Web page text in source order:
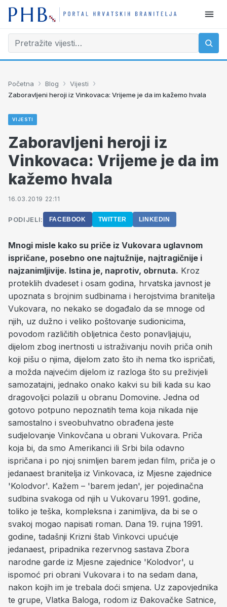
Početna › Blog › Vijesti ›
Zaboravljeni heroji iz Vinkovaca: Vrijeme je da im kažemo hvala
VIJESTI
Zaboravljeni heroji iz
Vinkovaca: Vrijeme je da im
kažemo hvala
16.03.2019 22:11
PODIJELI: FACEBOOK TWITTER LINKEDIN
Mnogi misle kako su priče iz Vukovara uglavnom
ispričane, posebno one najtužnije, najtragičnije i
najzanimljivije. Istina je, naprotiv, obrnuta. Kroz
proteklih dvadeset i osam godina, hrvatska javnost je
upoznata s brojnim sudbinama i herojstvima branitelja
Vukovara, no nekako se događalo da se mnoge od
njih, uz dužno i veliko poštovanje sudionicima,
povodom različitih obljetnica često ponavljajuju,
dijelom zbog inertnosti u istraživanju novih priča onih
koji pišu o njima, dijelom zato što ih nema tko ispričati,
a možda najvećim dijelom iz razloga što su preživjeli
samozatajni, jednako onako kakvi su bili kada su kao
dragovoljci polazili u obranu Domovine. Jedna od
gotovo potpuno nepoznatih tema koja nikada nije
samostalno i sveobuhvatno obrađena jeste
sudjelovanje Vinkovčana u obrani Vukovara. Priča
koja bi, da smo Amerikanci ili Srbi bila odavno
ispričana i po njoj snimljen barem jedan film, priča je o
jedanaest branitelja iz Vinkovaca, iz Mjesne zajednice
'Kolodvor'. Kažem – 'barem jedan', jer pojedinačna
sudbina svakoga od njih u Vukovaru 1991. godine,
toliko je teška, kompleksna i zanimljiva, da bi se o
svakoj mogao napisati roman. Dana 19. rujna 1991.
godine, tadašnji Krizni štab Vinkovci upućuje
jedanaest, pripadnika rezervnog sastava Zbora
narodne garde iz Mjesne zajednice 'Kolodvor', u
ispomoć pri obrani Vukovara i to na sedam dana,
nakon kojih im je trebala doći smjena. Uz zapovjednika
te grupe, Vlatka Baloga, rodom iz Đakovačke Satnice,